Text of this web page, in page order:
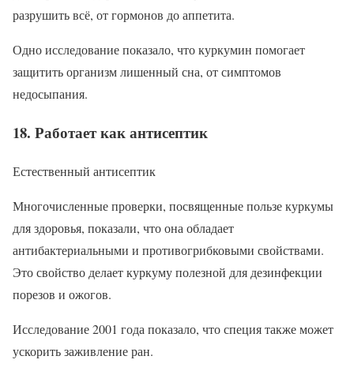
разрушить всё, от гормонов до аппетита.
Одно исследование показало, что куркумин помогает
защитить организм лишенный сна, от симптомов
недосыпания.
18. Работает как антисептик
Естественный антисептик
Многочисленные проверки, посвященные пользе куркумы
для здоровья, показали, что она обладает
антибактериальными и противогрибковыми свойствами.
Это свойство делает куркуму полезной для дезинфекции
порезов и ожогов.
Исследование 2001 года показало, что специя также может
ускорить заживление ран.